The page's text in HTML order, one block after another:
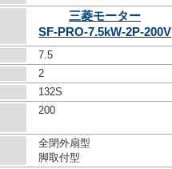
三菱モーター
SF-PRO-7.5kW-2P-200V
7.5
2
132S
200
全閉外扇型
脚取付型